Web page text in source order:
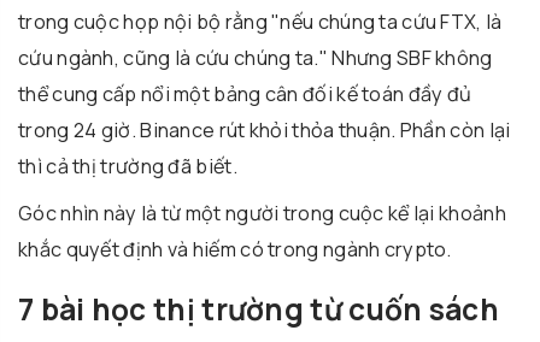
trong cuộc họp nội bộ rằng "nếu chúng ta cứu FTX, là
cứu ngành, cũng là cứu chúng ta." Nhưng SBF không
thể cung cấp nổi một bảng cân đối kế toán đầy đủ
trong 24 giờ. Binance rút khỏi thỏa thuận. Phần còn lại
thì cả thị trường đã biết.
Góc nhìn này là từ một người trong cuộc kể lại khoảnh
khắc quyết định và hiếm có trong ngành crypto.
7 bài học thị trường từ cuốn sách